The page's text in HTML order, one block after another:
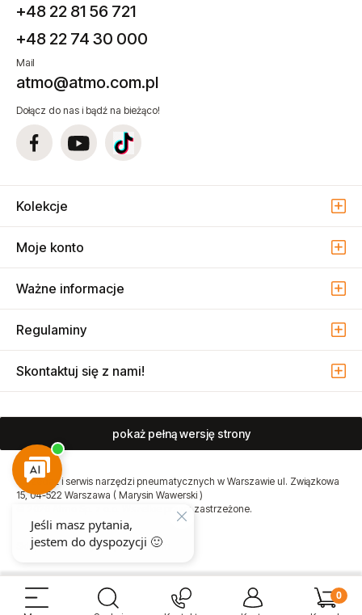
+48 22 81 56 721
+48 22 74 30 000
Mail
atmo@atmo.com.pl
Dołącz do nas i bądź na bieżąco!
Kolekcje
Moje konto
Ważne informacje
Regulaminy
Skontaktuj się z nami!
pokaż pełną wersję strony
Sprzedaż i serwis narzędzi pneumatycznych w Warszawie ul. Związkowa
15, 04-522 Warszawa ( Marysin Wawerski )
© 2026 Atmo Sp. z o.o. Wszelkie prawa zastrzeżone.
Sklep internetowy Shoper Premium